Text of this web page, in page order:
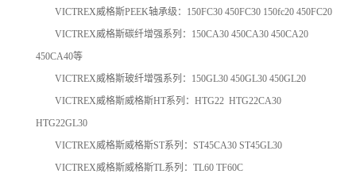
VICTREX威格斯PEEK轴承级：150FC30 450FC30 150fc20 450FC20
VICTREX威格斯碳纤增强系列：150CA30 450CA30 450CA20
450CA40等
VICTREX威格斯玻纤增强系列：150GL30 450GL30 450GL20
VICTREX威格斯威格斯HT系列：HTG22 HTG22CA30
HTG22GL30
VICTREX威格斯威格斯ST系列：ST45CA30 ST45GL30
VICTREX威格斯威格斯TL系列：TL60 TF60C